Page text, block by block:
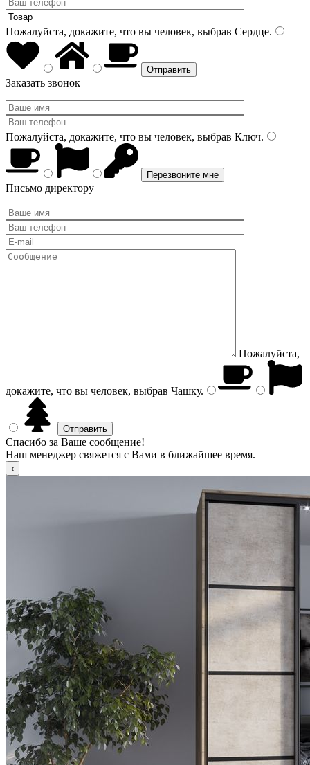
Пожалуйста, докажите, что вы человек, выбрав Сердце.
Заказать звонок
Пожалуйста, докажите, что вы человек, выбрав Ключ.
Письмо директору
Пожалуйста,
докажите, что вы человек, выбрав Чашку.
Спасибо за Ваше сообщение!
Наш менеджер свяжется с Вами в ближайшее время.